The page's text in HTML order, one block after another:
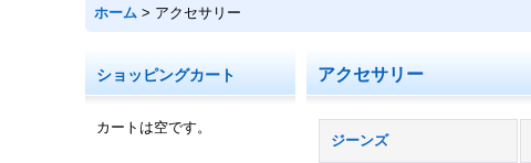
ホーム > アクセサリー
ショッピングカート
カートは空です。
アクセサリー
ジーンズ